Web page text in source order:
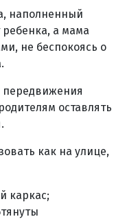
, наполненный
ребенка, а мама
не беспокоясь о
передвижения
оставлять
как на улице,
каркас;